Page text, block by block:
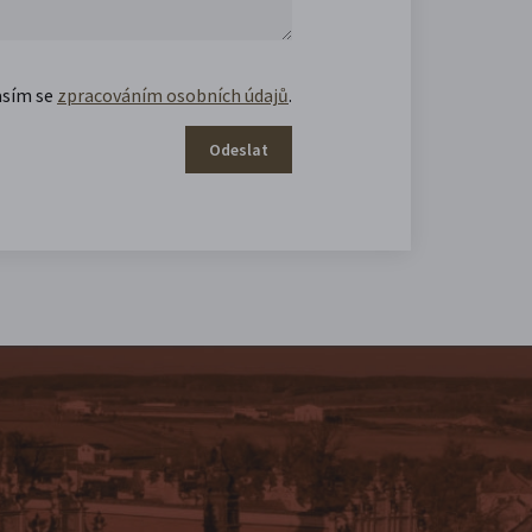
se zpracováním osobních údajů.
Odeslat